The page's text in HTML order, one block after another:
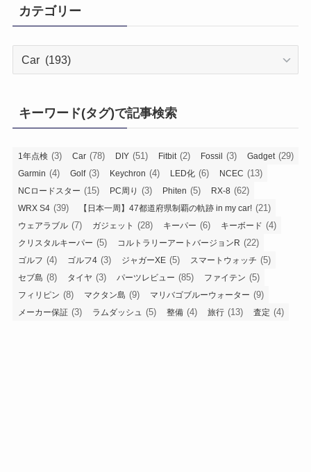
カテゴリー
キーワード(タグ)で記事検索
1年点検 (3) Car (78) DIY (51) Fitbit(2) Fossil (3) Gadget(29)
Garmin (4) Golf(3) Keychron (4) LED化 (6) NCEC (13)
NCロードスター (15) PC周り (3) Phiten (5) RX-8 (62)
WRX S4 (39) 【日本一周】47都道府県制覇の軌跡 in my car! (21)
ウェアラブル (7) ガジェット (28) キーパー (6) キーボード (4)
クリスタルキーパー (5) コルトラリーアートバージョンR (22)
ゴルフ (4) ゴルフ4 (3) ジャガーXE (5) スマートウォッチ (5)
セブ島 (8) タイヤ (3) パーツレビュー (85) ファイテン (5)
フィリピン (8) マクタン島 (9) マリバゴブルーウォーター (9)
メーカー保証 (3) ラムダッシュ (5) 整備 (4) 旅行 (13) 査定 (4)